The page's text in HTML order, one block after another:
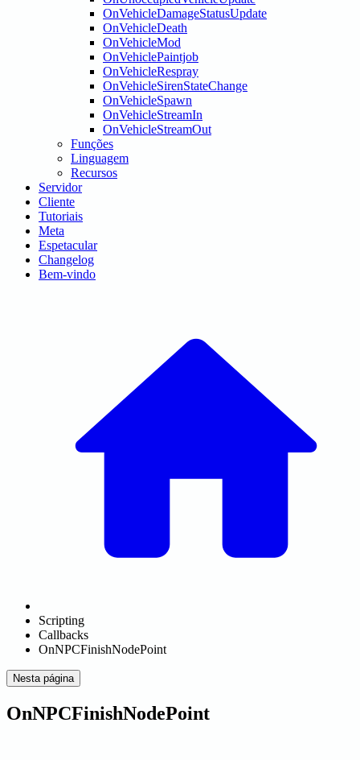
OnVehicleDamageStatusUpdate
OnVehicleDeath
OnVehicleMod
OnVehiclePaintjob
OnVehicleRespray
OnVehicleSirenStateChange
OnVehicleSpawn
OnVehicleStreamIn
OnVehicleStreamOut
Funções
Linguagem
Recursos
Servidor
Cliente
Tutoriais
Meta
Espetacular
Changelog
Bem-vindo
Scripting
Callbacks
OnNPCFinishNodePoint
Nesta página
OnNPCFinishNodePoint